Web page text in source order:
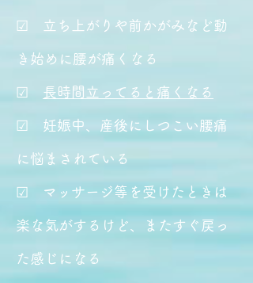
☑ 立ち上がりや前かがみなど動
き始めに腰が痛くなる
☑ ​ 長時間立ってると痛くなる
☑ 妊娠中、産後にしつこい腰痛
に悩まされている
☑ マッサージ等を受けたときは
楽な気がするけど、またすぐ戻っ
た感じになる